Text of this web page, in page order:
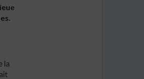
la